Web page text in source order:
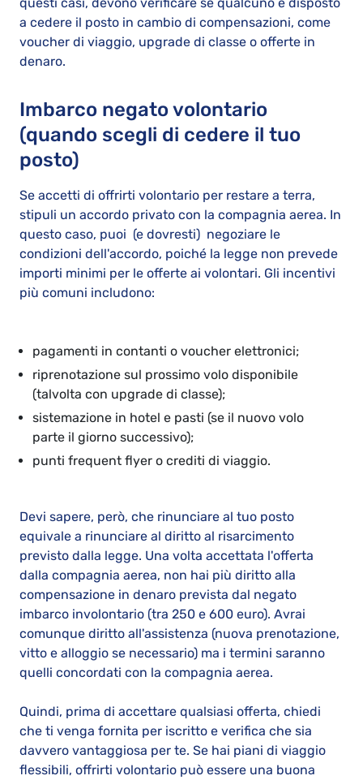
a cedere il posto in cambio di compensazioni, come
voucher di viaggio, upgrade di classe o offerte in
denaro.
Imbarco negato volontario
(quando scegli di cedere il tuo
posto)
Se accetti di offrirti volontario per restare a terra,
stipuli un accordo privato con la compagnia aerea. In
questo caso, puoi (e dovresti) negoziare le
condizioni dell'accordo, poiché la legge non prevede
importi minimi per le offerte ai volontari. Gli incentivi
più comuni includono:
pagamenti in contanti o voucher elettronici;
riprenotazione sul prossimo volo disponibile
(talvolta con upgrade di classe);
sistemazione in hotel e pasti (se il nuovo volo
parte il giorno successivo);
punti frequent flyer o crediti di viaggio.
Devi sapere, però, che rinunciare al tuo posto
equivale a rinunciare al diritto al risarcimento
previsto dalla legge. Una volta accettata l'offerta
dalla compagnia aerea, non hai più diritto alla
compensazione in denaro prevista dal negato
imbarco involontario (tra 250 e 600 euro). Avrai
comunque diritto all'assistenza (nuova prenotazione,
vitto e alloggio se necessario) ma i termini saranno
quelli concordati con la compagnia aerea.
Quindi, prima di accettare qualsiasi offerta, chiedi
che ti venga fornita per iscritto e verifica che sia
davvero vantaggiosa per te. Se hai piani di viaggio
flessibili, offrirti volontario può essere una buona